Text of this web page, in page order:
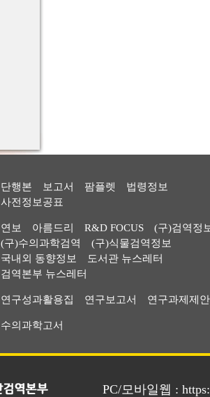
단행본 보고서 팜플렛
법령정보
사전정보공표
연보 아름드리 R&D FOCUS
(구)검역정
(구)수의과학검역
(구)식물검역정보
국내외 동향정보
도서관 뉴스레터
검역본부 뉴스레터
연구성과활용집 연구보고서 연구과제제
수의과학고서
PC/모바일웹 :